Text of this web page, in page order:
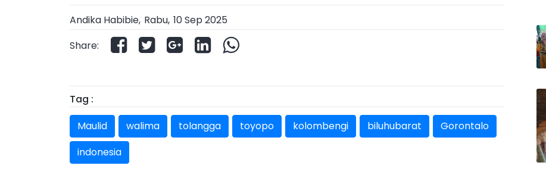
Andika Habibie, Rabu, 10 Sep 2025
Share:
Tag :
Maulid
walima tolangga toyopo kolombengi biluhubarat
Gorontalo
indonesia